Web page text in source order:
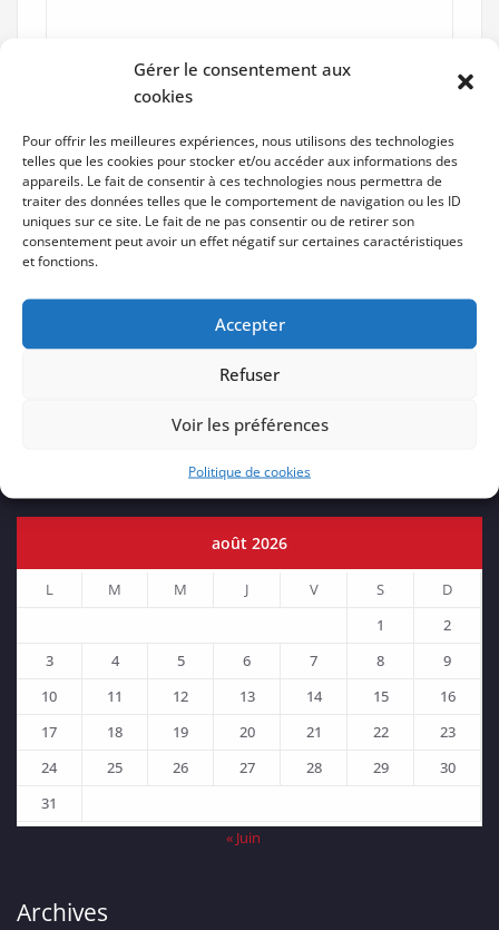
Gérer le consentement aux
cookies
Pour offrir les meilleures expériences, nous utilisons des technologies
telles que les cookies pour stocker et/ou accéder aux informations des
appareils. Le fait de consentir à ces technologies nous permettra de
traiter des données telles que le comportement de navigation ou les ID
uniques sur ce site. Le fait de ne pas consentir ou de retirer son
consentement peut avoir un effet négatif sur certaines caractéristiques
et fonctions.
Accepter
Refuser
Voir les préférences
Politique de cookies
août 2026
L M M J V S
D
1
2
3
4 5 6 7 8
9
10
11 12 13 14 15
16
17
18 19 20 21 22
23
24
25 26 27 28 29
30
31
« Juin
Archives